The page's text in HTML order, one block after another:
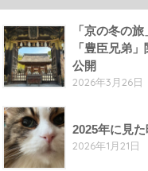
「京の冬の
「豊臣兄弟
公開
2026年3月26日
2025年に見
2026年1月21日